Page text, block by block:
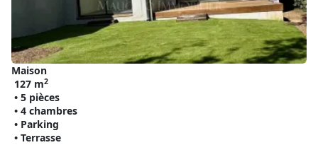
Maison
127 m2
• 5 pièces
• 4 chambres
• Parking
• Terrasse